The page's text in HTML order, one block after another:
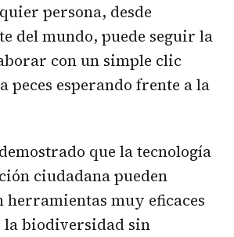
persona, desde
del mundo, puede seguir la
con un simple clic
peces esperando frente a la
que la tecnología
ciudadana pueden
herramientas muy eficaces
biodiversidad sin